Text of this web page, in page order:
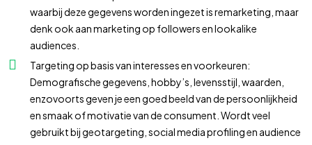
waarbij deze gegevens worden ingezet is remarketing, maar
denk ook aan marketing op followers en lookalike
audiences.
Targeting op basis van interesses en voorkeuren:
Demografische gegevens, hobby’s, levensstijl, waarden,
enzovoorts geven je een goed beeld van de persoonlijkheid
en smaak of motivatie van de consument. Wordt veel
gebruikt bij geotargeting, social media profiling en audience